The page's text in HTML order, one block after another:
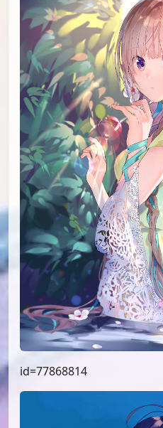
id=77868814